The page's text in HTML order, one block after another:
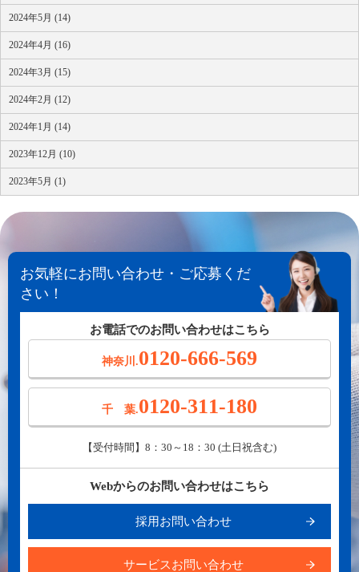
2024年5月 (14)
2024年4月 (16)
2024年3月 (15)
2024年2月 (12)
2024年1月 (14)
2023年12月 (10)
2023年5月 (1)
お気軽にお問い合わせ・ご応募くだ
さい！
お電話でのお問い合わせはこちら
神奈川.0120-666-569
千 葉.0120-311-180
【受付時間】8：30～18：30 (土日祝含む)
Webからのお問い合わせはこちら
採用お問い合わせ
サービスお問い合わせ